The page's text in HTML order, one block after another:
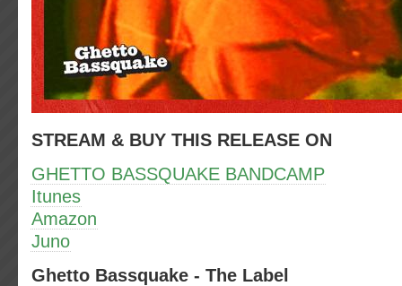
STREAM & BUY THIS RELEASE ON
GHETTO BASSQUAKE BANDCAMP
Itunes
Amazon
Juno
Ghetto Bassquake - The Label